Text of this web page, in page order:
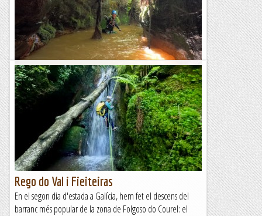
per seguir recorrent els barrancs gallecs. Hem...
Blog de muntanya
Forgas do Fial
Una nova jornada barranquista a Galícia. Seguim a la zona do
Courel però avui ens hem desplaçat a una població propera,
Seceda, encara pertanyent al municipi de...
Blog de muntanya
Rego do Val i Fieiteiras
En el segon dia d'estada a Galícia, hem fet el descens del
barranc més popular de la zona de Folgoso do Courel: el